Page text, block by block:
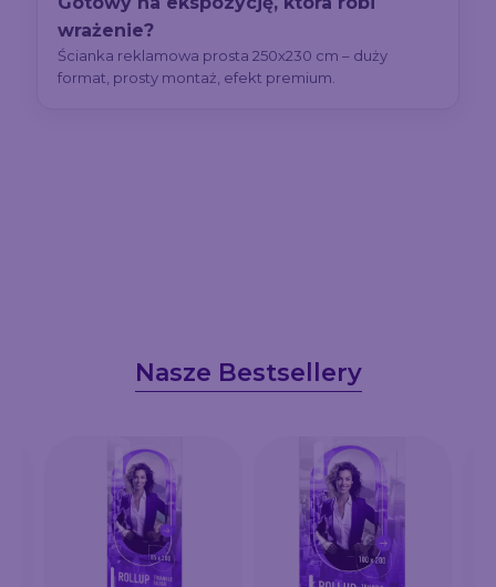
wrażenie?
Ścianka reklamowa prosta 250x230 cm – duży
format, prosty montaż, efekt premium.
Nasze Bestsellery